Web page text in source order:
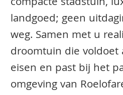
landgoed; geen
weg. Samen met u
droomtuin die voldoet
eisen en past bij het
omgeving van